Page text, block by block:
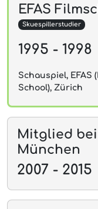
EFAS
Skuespillerstudier
1995 - 1998
Schauspiel, EFAS
School), Zürich
Mitglied bei
München
2007 - 2015